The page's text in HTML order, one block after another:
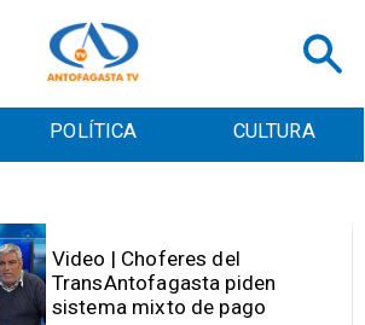
POLÍTICA CULTURA
Video | Choferes del
TransAntofagasta piden
sistema mixto de pago